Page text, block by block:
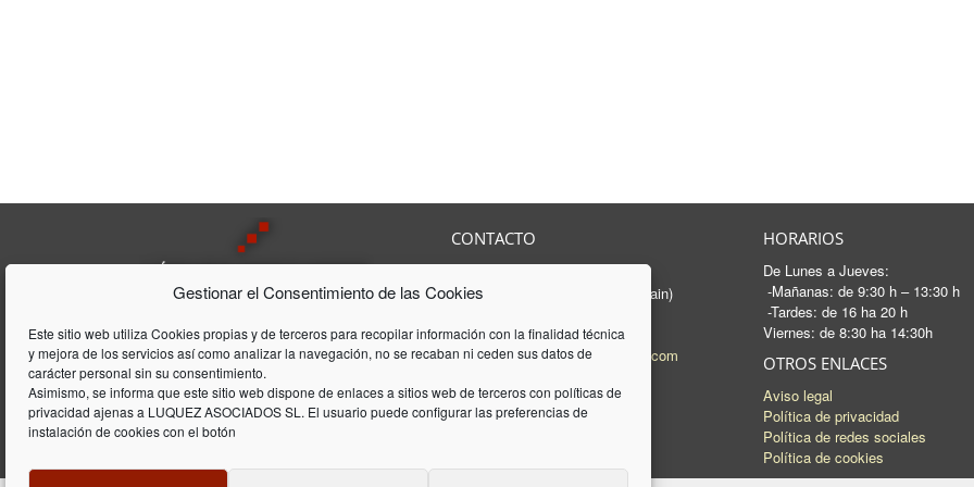
Gestionar el Consentimiento de las Cookies
Este sitio web utiliza Cookies propias y de terceros para recopilar información con la finalidad técnica
y mejora de los servicios así como analizar la navegación, no se recaban ni ceden sus datos de
carácter personal sin su consentimiento.
Asimismo, se informa que este sitio web dispone de enlaces a sitios web de terceros con políticas de
privacidad ajenas a LUQUEZ ASOCIADOS SL. El usuario puede configurar las preferencias de
instalación de cookies con el botón
Lúquez & ASSOCIATS, SL es una
Consultoría Laboral, que acumula
una trayectória de 20 años en el
ámbito laboral y de gestión de
empresas
CONTACTO
08208 Sabadell - Barcelona (Spain)
Fax:93 745 15 35
E-mail:mail@luquez-associats.com
HORARIOS
De Lunes a Jueves:
-Mañanas: de 9:30 h – 13:30 h
-Tardes: de 16 ha 20 h
Viernes: de 8:30 ha 14:30h
OTROS ENLACES
Aviso legal
Política de privacidad
Política de redes sociales
Política de cookies